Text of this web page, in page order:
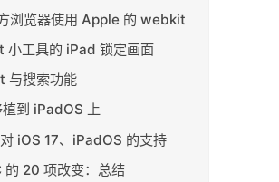
浏览器使用 Apple 的 webkit
小工具的 iPad 锁定画面
与搜索功能
到 iPadOS 上
iOS 17、iPadOS 的支持
的 20 项改变：总结